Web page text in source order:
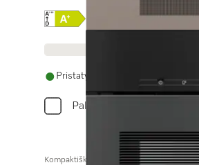
Online Label Flag,
Pristatymas per 14 - 28 dienas
Palyginkite
Kompaktiška garinė orkaitė be rankenėlės